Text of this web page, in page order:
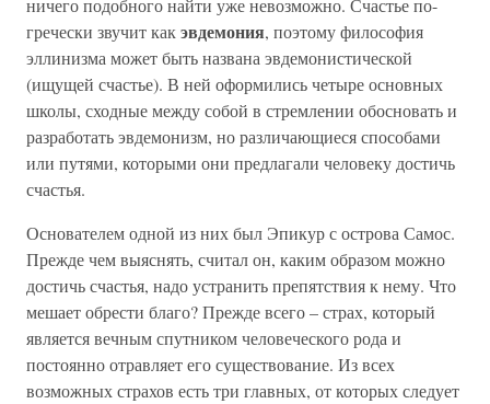
ничего подобного найти уже невозможно. Счастье по-
гречески звучит какэвдемония, поэтому философия
эллинизма может быть названа эвдемонистической
(ищущей счастье). В ней оформились четыре основных
школы, сходные между собой в стремлении обосновать и
разработать эвдемонизм, но различающиеся способами
или путями, которыми они предлагали человеку достичь
счастья.
Основателем одной из них был Эпикур с острова Самос.
Прежде чем выяснять, считал он, каким образом можно
достичь счастья, надо устранить препятствия к нему. Что
мешает обрести благо? Прежде всего – страх, который
является вечным спутником человеческого рода и
постоянно отравляет его существование. Из всех
возможных страхов есть три главных, от которых следует